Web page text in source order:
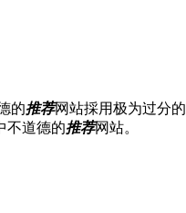
的推荐网站採用极为过分
不道德的推荐网站。